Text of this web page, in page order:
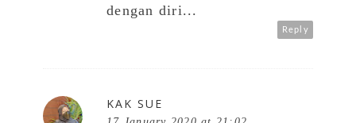
dengan diri...
Reply
KAK SUE